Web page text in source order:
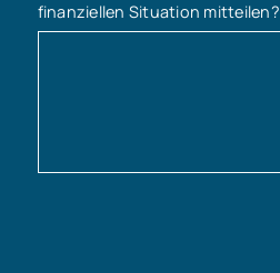
finanziellen Situation mitteilen?